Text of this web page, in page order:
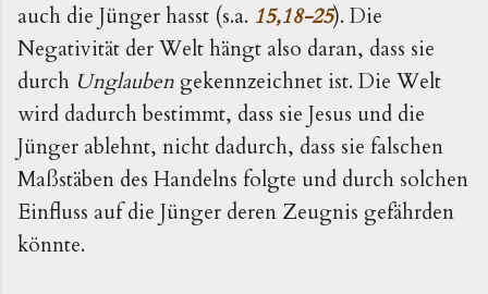
auch die Jünger hasst (s.a. 15,18-25). Die
Negativität der Welt hängt also daran, dass sie
durch Unglauben gekennzeichnet ist. Die Welt
wird dadurch bestimmt, dass sie Jesus und die
Jünger ablehnt, nicht dadurch, dass sie falschen
Maßstäben des Handelns folgte und durch solchen
Einfluss auf die Jünger deren Zeugnis gefährden
könnte.